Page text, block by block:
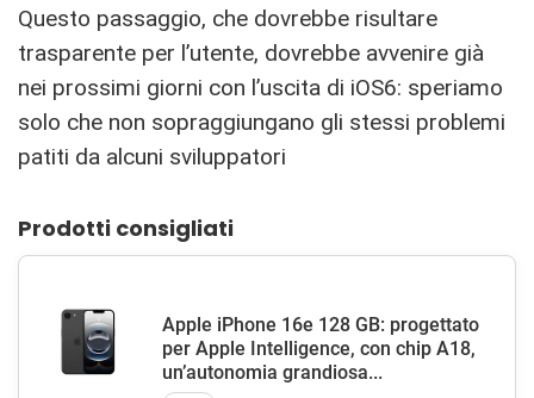
Questo passaggio, che dovrebbe risultare
trasparente per l’utente, dovrebbe avvenire già
nei prossimi giorni con l’uscita di iOS6: speriamo
solo che non sopraggiungano gli stessi problemi
patiti da alcuni sviluppatori
Prodotti consigliati
Apple iPhone 16e 128 GB: progettato
per Apple Intelligence, con chip A18,
un’autonomia grandiosa...